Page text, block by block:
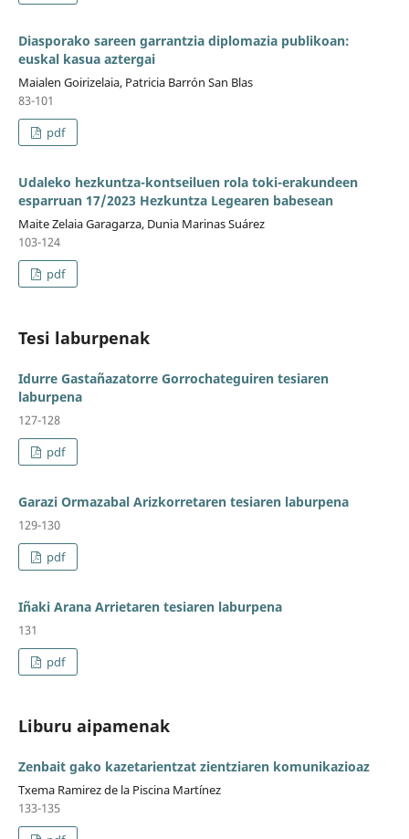
Diasporako sareen garrantzia diplomazia publikoan:
euskal kasua aztergai
Maialen Goirizelaia, Patricia Barrón San Blas
83-101
pdf
Udaleko hezkuntza-kontseiluen rola toki-erakundeen
esparruan 17/2023 Hezkuntza Legearen babesean
Maite Zelaia Garagarza, Dunia Marinas Suárez
103-124
pdf
Tesi laburpenak
Idurre Gastañazatorre Gorrochateguiren tesiaren
laburpena
127-128
pdf
Garazi Ormazabal Arizkorretaren tesiaren laburpena
129-130
pdf
Iñaki Arana Arrietaren tesiaren laburpena
131
pdf
Liburu aipamenak
Zenbait gako kazetarientzat zientziaren komunikazioaz
Txema Ramirez de la Piscina Martínez
133-135